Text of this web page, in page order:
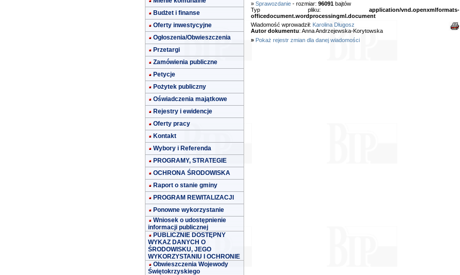
Budżet i finanse
Oferty inwestycyjne
Ogłoszenia/Obwieszczenia
Przetargi
Zamówienia publiczne
Petycje
Pożytek publiczny
Oświadczenia majątkowe
Rejestry i ewidencje
Oferty pracy
Kontakt
Wybory i Referenda
PROGRAMY, STRATEGIE
OCHRONA ŚRODOWISKA
Raport o stanie gminy
PROGRAM REWITALIZACJI
Ponowne wykorzystanie
Wniosek o udostępnienie
informacji publicznej
PUBLICZNIE DOSTĘPNY
WYKAZ DANYCH O
ŚRODOWISKU, JEGO
WYKORZYSTANIU I OCHRONIE
Obwieszczenia Wojewody
Świętokrzyskiego
» Sprawozdanie- rozmiar: 96091bajtów
Typ pliku: application/vnd.openxmlformats-
officedocument.wordprocessingml.document
Wiadomość wprowadził: Karolina Długosz
Autor dokumentu: Anna Andrzejewska-Korytowska
» Pokaż rejestr zmian dla danej wiadomości